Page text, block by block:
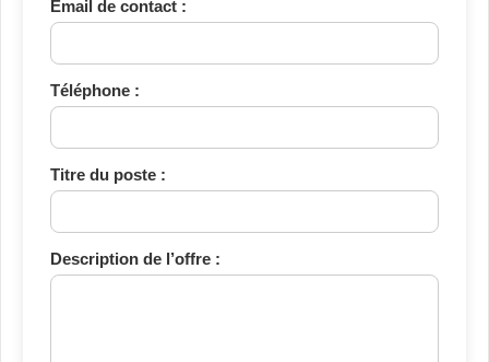
Email de contact :
Téléphone :
Titre du poste :
Description de l’offre :